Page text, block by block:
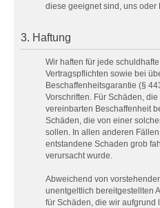
diese geeignet sind, uns oder
3. Haftung
Wir haften für jede
Vertragspflichten sowie bei
Beschaffenheitsgarantie (§
Vorschriften. Für Schäden,
vereinbarten Beschaffenheit
Schäden, die von einer
sollen. In allen anderen
entstandene Schaden grob
verursacht wurde.
Abweichend von
unentgeltlich bereitgestellten
für Schäden, die wir aufgrund